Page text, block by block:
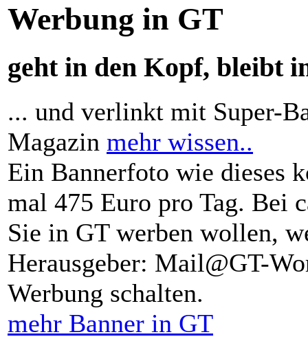
Werbung in GT
geht in den Kopf, bleibt
... und verlinkt mit Super-
Magazin mehr wissen..
Ein Bannerfoto wie dieses
mal 475 Euro pro Tag. Bei
Sie in GT werben wollen,
Herausgeber: Mail@GT-
Werbung schalten.
mehr Banner in GT